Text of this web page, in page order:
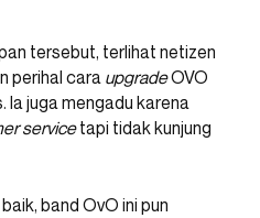
tersebut, terlihat netizen
perihal cara upgradeOVO
Ia juga mengadu karena
servicetapi tidak kunjung
band OvO ini pun